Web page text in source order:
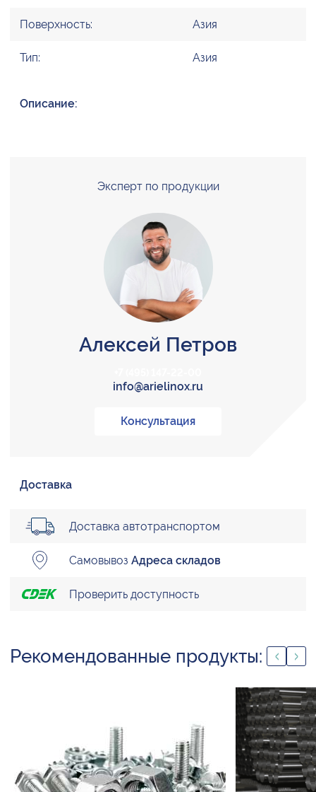
Поверхность: Азия
Тип: Азия
Описание:
Эксперт по продукции
Алексей Петров
info@arielinox.ru
Консультация
Доставка
Доставка автотранспортом
Самовывоз Адреса складов
Проверить доступность
Рекомендованные продукты: